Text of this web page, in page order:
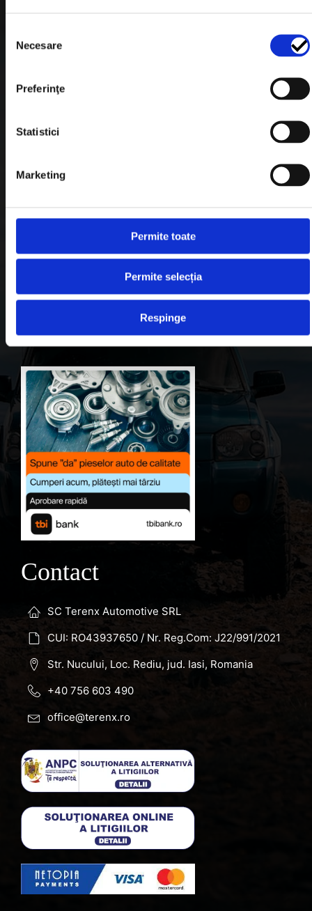
consimțământului
Necesare
Preferinţe
Statistici
Marketing
Permite toate
Permite selecția
Respinge
Politica de Cookies
Plata in Rate
Link-uri rapide
Blog
Favorite
Contact
SC Terenx Automotive SRL
CUI: RO43937650 / Nr. Reg.Com: J22/991/2021
Str. Nucului, Loc. Rediu, jud. Iasi, Romania
+40 756 603 490
office@terenx.ro